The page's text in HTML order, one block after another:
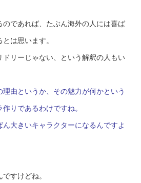
のであれば、たぶん海外の人には喜ば
は思います。
リーじゃない、という解釈の人もい
というか、その魅力が何かという
りであるわけですね。
大きいキャラクターになるんですよ
すけどね。